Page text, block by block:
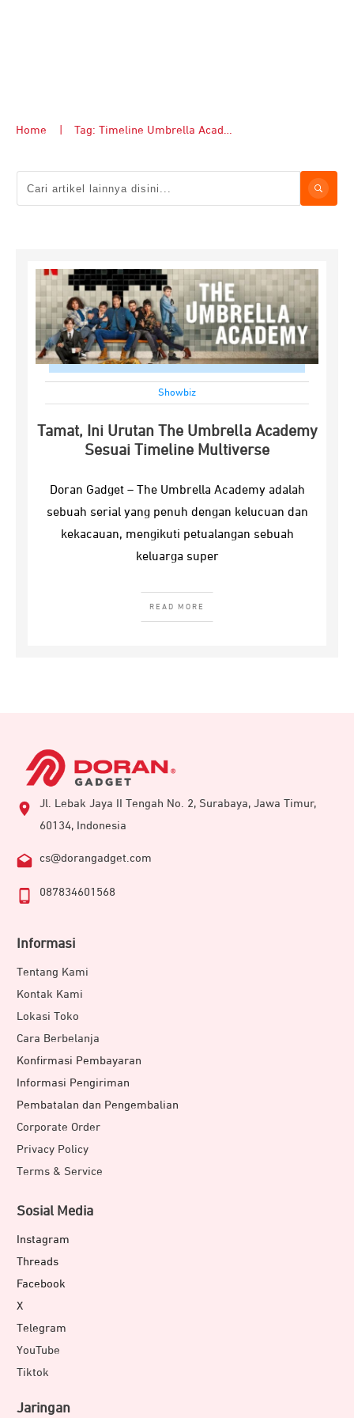
Home Tag: Timeline Umbrella Academy.
Showbiz
Tamat, Ini Urutan The Umbrella Academy
Sesuai Timeline Multiverse
Doran Gadget – The Umbrella Academy adalah
sebuah serial yang penuh dengan kelucuan dan
kekacauan, mengikuti petualangan sebuah
keluarga super
READ MORE
Jl. Lebak Jaya II Tengah No. 2, Surabaya, Jawa Timur,
60134, Indonesia
cs@dorangadget.com
087834601568
Informasi
Tentang Kami
Kontak Kami
Lokasi Toko
Cara Berbelanja
Konfirmasi Pembayaran
Informasi Pengiriman
Pembatalan dan Pengembalian
Corporate Order
Privacy Policy
Terms & Service
Sosial Media
Instagram
Threads
Facebook
X
Telegram
YouTube
Tiktok
Jaringan